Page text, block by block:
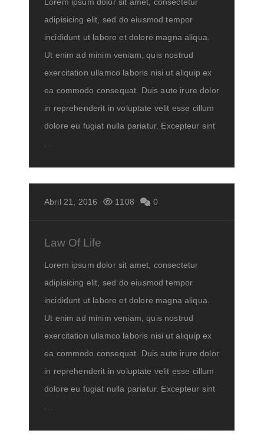
adipisicing elit, sed do eiusmod tempor
incididunt ut labore et dolore magna aliqua.
Ut enim ad minim veniam, quis nostrud
exercitation ullamco laboris nisi ut aliquip ex
ea commodo consequat. Duis aute irure dolor
in reprehenderit in voluptate velit esse cillum
dolore eu fugiat nulla pariatur. Excepteur sint
Abril 21, 2016 1108 0
Law Of Life
Lorem ipsum dolor sit amet, consectetur
adipisicing elit, sed do eiusmod tempor
incididunt ut labore et dolore magna aliqua.
Ut enim ad minim veniam, quis nostrud
exercitation ullamco laboris nisi ut aliquip ex
ea commodo consequat. Duis aute irure dolor
in reprehenderit in voluptate velit esse cillum
dolore eu fugiat nulla pariatur. Excepteur sint